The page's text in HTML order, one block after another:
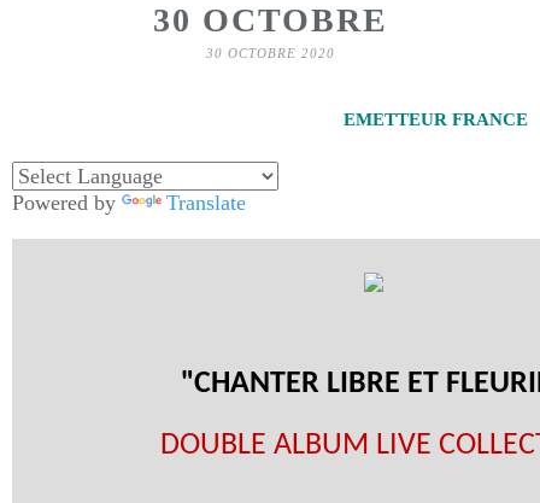
30 OCTOBRE
30 OCTOBRE 2020
EMETTEUR FRANCE
Powered by Translate
"CHANTER LIBRE ET
DOUBLE ALBUM LIVE